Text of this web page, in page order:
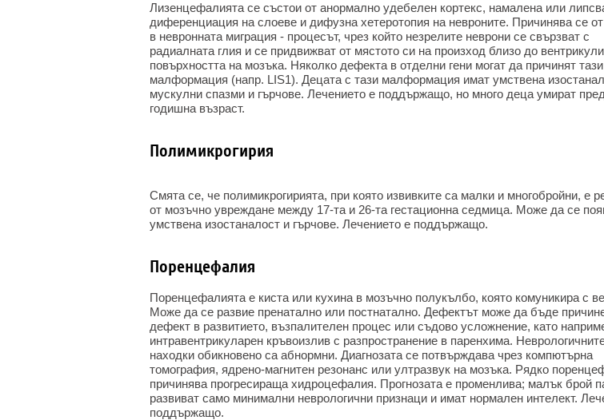
Лизенцефалията се състои от анормално удебелен кортекс, намалена или
диференциация на слоеве и дифузна хетеротопия на невроните. Причинява се
в невронната миграция - процесът, чрез който незрелите неврони се свързват с
радиалната глия и се придвижват от мястото си на произход близо до
повърхността на мозъка. Няколко дефекта в отделни гени могат да причинят тази
малформация (напр. LIS1). Децата с тази малформация имат умствена
мускулни спазми и гърчове. Лечението е поддържащо, но много деца умират
годишна възраст.
Полимикрогирия
Смята се, че полимикрогирията, при която извивките са малки и многобройни, е
от мозъчно увреждане между 17-та и 26-та гестационна седмица. Може да се
умствена изостаналост и гърчове. Лечението е поддържащо.
Поренцефалия
Поренцефалията е киста или кухина в мозъчно полукълбо, която комуникира с
Може да се развие пренатално или постнатално. Дефектът може да бъде
дефект в развитието, възпалителен процес или съдово усложнение, като
интравентрикуларен кръвоизлив с разпространение в паренхима.
находки обикновено са абнормни. Диагнозата се потвърждава чрез компютърна
томография, ядрено-магнитен резонанс или ултразвук на мозъка. Рядко
причинява прогресираща хидроцефалия. Прогнозата е променлива; малък брой
развиват само минимални неврологични признаци и имат нормален интелект.
поддържащо.